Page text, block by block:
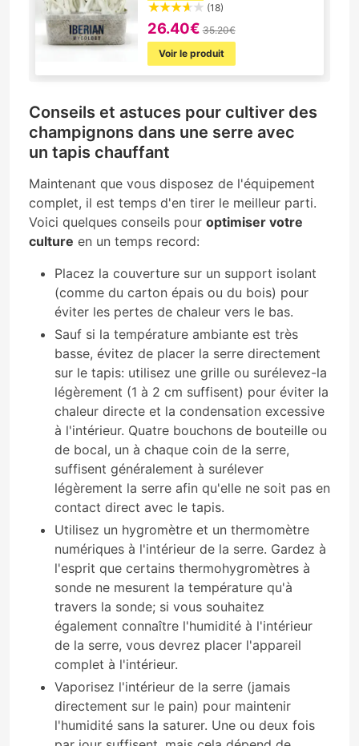
(18)
26.40€ 35.20€
Voir le produit
Conseils et astuces pour cultiver des
champignons dans une serre avec
un tapis chauffant
Maintenant que vous disposez de l'équipement
complet, il est temps d'en tirer le meilleur parti.
Voici quelques conseils pour optimiser votre
culture en un temps record:
Placez la couverture sur un support isolant
(comme du carton épais ou du bois) pour
éviter les pertes de chaleur vers le bas.
Sauf si la température ambiante est très
basse, évitez de placer la serre directement
sur le tapis: utilisez une grille ou surélevez-la
légèrement (1 à 2 cm suffisent) pour éviter la
chaleur directe et la condensation excessive
à l'intérieur. Quatre bouchons de bouteille ou
de bocal, un à chaque coin de la serre,
suffisent généralement à surélever
légèrement la serre afin qu'elle ne soit pas en
contact direct avec le tapis.
Utilisez un hygromètre et un thermomètre
numériques à l'intérieur de la serre. Gardez à
l'esprit que certains thermohygromètres à
sonde ne mesurent la température qu'à
travers la sonde; si vous souhaitez
également connaître l'humidité à l'intérieur
de la serre, vous devrez placer l'appareil
complet à l'intérieur.
Vaporisez l'intérieur de la serre (jamais
directement sur le pain) pour maintenir
l'humidité sans la saturer. Une ou deux fois